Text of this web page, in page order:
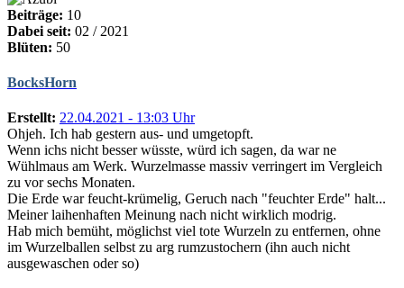
Beiträge: 10
Dabei seit: 02 / 2021
Blüten: 50
BocksHorn
Erstellt: 22.04.2021 - 13:03 Uhr
Ohjeh. Ich hab gestern aus- und umgetopft.
Wenn ichs nicht besser wüsste, würd ich sagen, da war ne
Wühlmaus am Werk. Wurzelmasse massiv verringert im Vergleich
zu vor sechs Monaten.
Die Erde war feucht-krümelig, Geruch nach "feuchter Erde" halt...
Meiner laihenhaften Meinung nach nicht wirklich modrig.
Hab mich bemüht, möglichst viel tote Wurzeln zu entfernen, ohne
im Wurzelballen selbst zu arg rumzustochern (ihn auch nicht
ausgewaschen oder so)